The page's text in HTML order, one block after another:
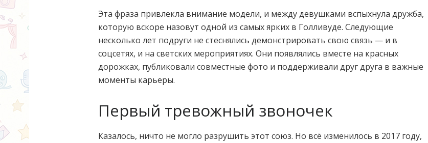
Эта фраза привлекла внимание модели, и между девушками вспыхнула дружба,
которую вскоре назовут одной из самых ярких в Голливуде. Следующие
несколько лет подруги не стеснялись демонстрировать свою связь — и в
соцсетях, и на светских мероприятиях. Они появлялись вместе на красных
дорожках, публиковали совместные фото и поддерживали друг друга в важные
моменты карьеры.
Первый тревожный звоночек
Казалось, ничто не могло разрушить этот союз. Но всё изменилось в 2017 году,